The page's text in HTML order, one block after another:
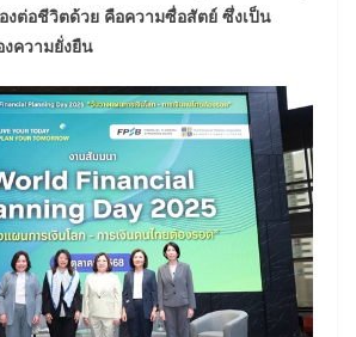
งต่อชีวิตด้วย คือความซื่อสัตย์ ซึ่งเป็น
ความยั่งยืน